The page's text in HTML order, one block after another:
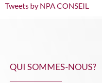
Tweets by NPA CONSEIL
QUI SOMMES-NOUS?